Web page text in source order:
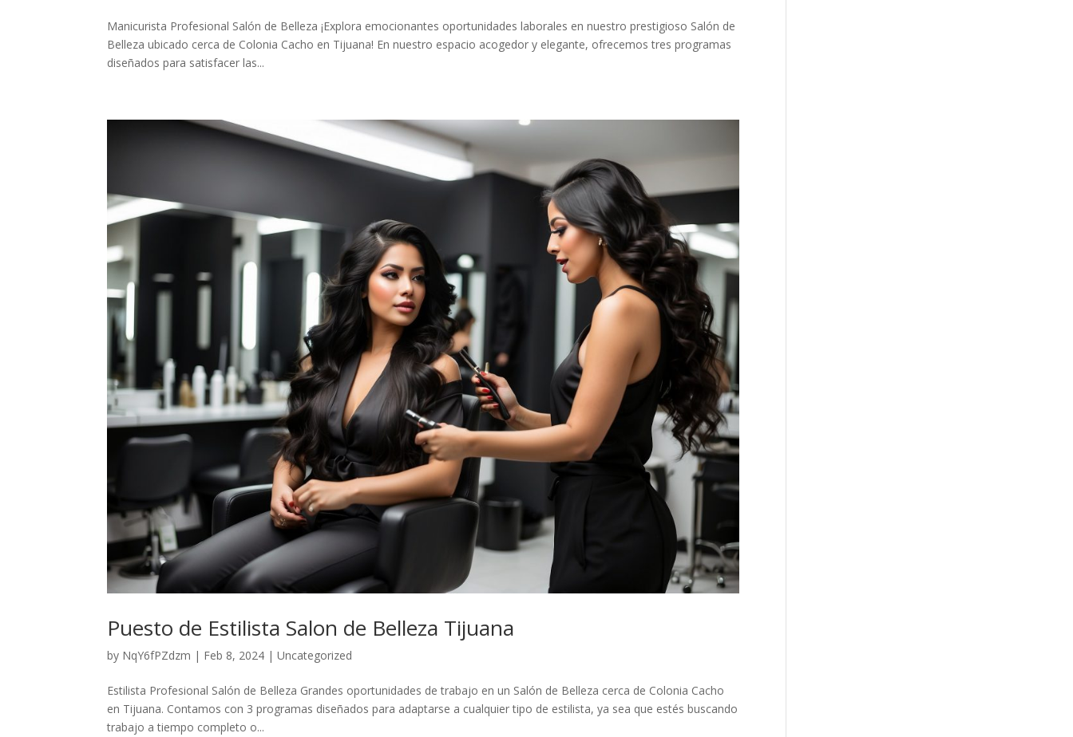
Manicurista Profesional Salón de Belleza ¡Explora emocionantes oportunidades laborales en nuestro prestigioso Salón de
Belleza ubicado cerca de Colonia Cacho en Tijuana! En nuestro espacio acogedor y elegante, ofrecemos tres programas
diseñados para satisfacer las...
Puesto de Estilista Salon de Belleza Tijuana
by NqY6fPZdzm | Feb 8, 2024 |Uncategorized
Estilista Profesional Salón de Belleza Grandes oportunidades de trabajo en un Salón de Belleza cerca de Colonia Cacho
en Tijuana. Contamos con 3 programas diseñados para adaptarse a cualquier tipo de estilista, ya sea que estés buscando
trabajo a tiempo completo o...